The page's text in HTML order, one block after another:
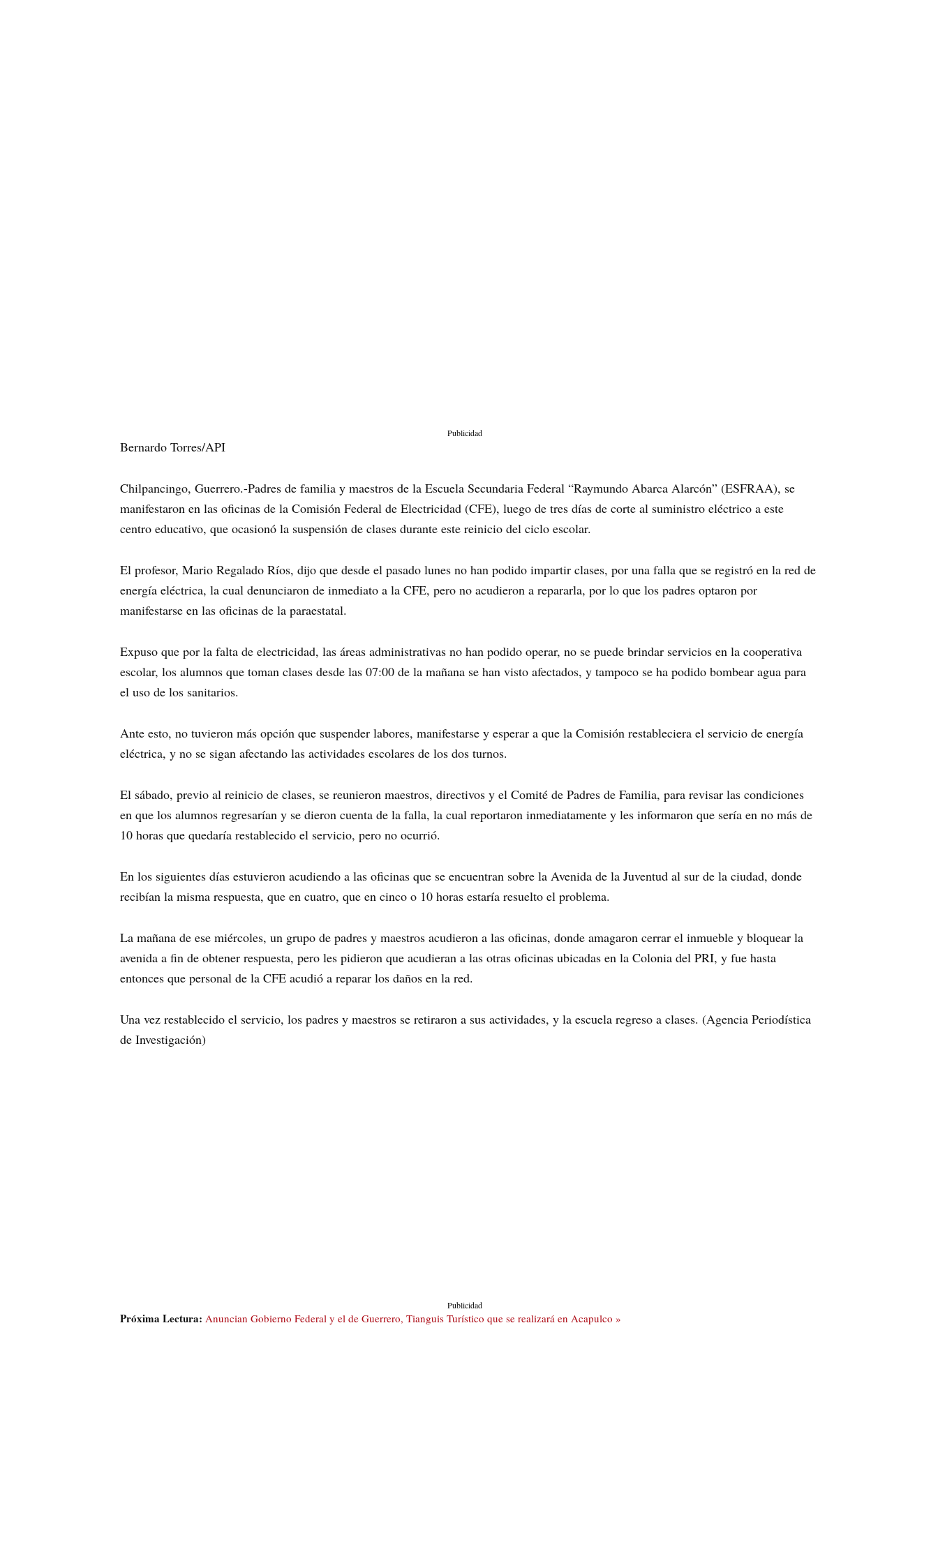
Publicidad
Bernardo Torres/API
Chilpancingo, Guerrero.-Padres de familia y maestros de la Escuela Secundaria Federal “Raymundo Abarca Alarcón” (ESFRAA), se
manifestaron en las oficinas de la Comisión Federal de Electricidad (CFE), luego de tres días de corte al suministro eléctrico a este
centro educativo, que ocasionó la suspensión de clases durante este reinicio del ciclo escolar.
El profesor, Mario Regalado Ríos, dijo que desde el pasado lunes no han podido impartir clases, por una falla que se registró en la red de
energía eléctrica, la cual denunciaron de inmediato a la CFE, pero no acudieron a repararla, por lo que los padres optaron por
manifestarse en las oficinas de la paraestatal.
Expuso que por la falta de electricidad, las áreas administrativas no han podido operar, no se puede brindar servicios en la cooperativa
escolar, los alumnos que toman clases desde las 07:00 de la mañana se han visto afectados, y tampoco se ha podido bombear agua para
el uso de los sanitarios.
Ante esto, no tuvieron más opción que suspender labores, manifestarse y esperar a que la Comisión restableciera el servicio de energía
eléctrica, y no se sigan afectando las actividades escolares de los dos turnos.
El sábado, previo al reinicio de clases, se reunieron maestros, directivos y el Comité de Padres de Familia, para revisar las condiciones
en que los alumnos regresarían y se dieron cuenta de la falla, la cual reportaron inmediatamente y les informaron que sería en no más de
10 horas que quedaría restablecido el servicio, pero no ocurrió.
En los siguientes días estuvieron acudiendo a las oficinas que se encuentran sobre la Avenida de la Juventud al sur de la ciudad, donde
recibían la misma respuesta, que en cuatro, que en cinco o 10 horas estaría resuelto el problema.
La mañana de ese miércoles, un grupo de padres y maestros acudieron a las oficinas, donde amagaron cerrar el inmueble y bloquear la
avenida a fin de obtener respuesta, pero les pidieron que acudieran a las otras oficinas ubicadas en la Colonia del PRI, y fue hasta
entonces que personal de la CFE acudió a reparar los daños en la red.
Una vez restablecido el servicio, los padres y maestros se retiraron a sus actividades, y la escuela regreso a clases. (Agencia Periodística
de Investigación)
Publicidad
Próxima Lectura: Anuncian Gobierno Federal y el de Guerrero, Tianguis Turístico que se realizará en Acapulco »